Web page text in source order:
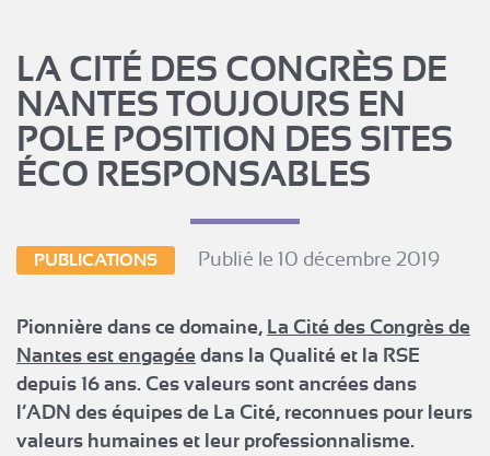
LA CITÉ DES CONGRÈS DE
NANTES TOUJOURS EN
POLE POSITION DES SITES
ÉCO RESPONSABLES
PUBLICATIONS Publié le 10 décembre 2019
Pionnière dans ce domaine, La Cité des Congrès de
Nantes est engagée dans la Qualité et la RSE
depuis 16 ans. Ces valeurs sont ancrées dans
l’ADN des équipes de La Cité, reconnues pour leurs
valeurs humaines et leur professionnalisme.